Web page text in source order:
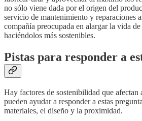
no sólo viene dada por el origen del
servicio de mantenimiento y reparaciones
compañía preocupada en alargar la vida de
haciéndolos más sostenibles.
Pistas para responder a
Hay factores de sostenibilidad que afectan
pueden ayudar a responder a estas
materiales, el diseño y la proximidad.